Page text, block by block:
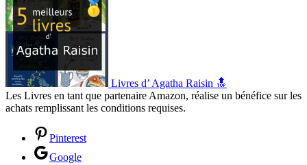
Livres d’ Agatha Raisin 🔝
Les Livres en tant que partenaire Amazon, réalise un bénéfice sur les
achats remplissant les conditions requises.
Pinterest
Google